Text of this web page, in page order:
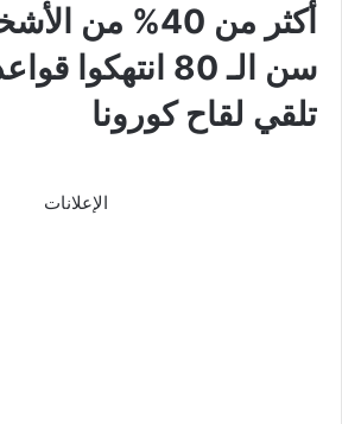
أكثر من 40%
سن الـ 80
تلقي لقاح كورونا
الإعلانات